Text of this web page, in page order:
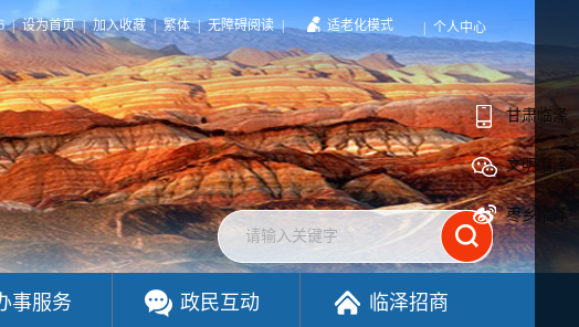
| 设为首页 | 加入收藏 | 繁体 | 无障碍阅读 | 适老化模式 个人中心
事服务 政民互动 临泽招商
甘肃临泽
文明临泽
枣乡临泽